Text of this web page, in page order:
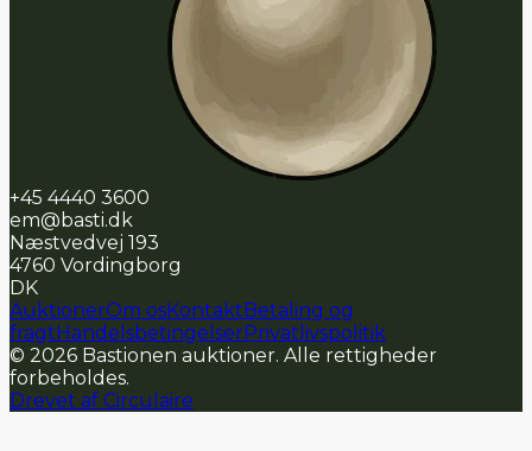
+45 4440 3600
em@basti.dk
Næstvedvej 193
4760 Vordingborg
DK
AuktionerOm osKontaktBetaling og
fragtHandelsbetingelserPrivatlivspolitik
© 2026 Bastionen auktioner. Alle rettigheder
forbeholdes.
Drevet af Circulaire